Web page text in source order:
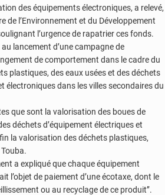
des équipements électroniques, a relevé,
de l’Environnement et du Développement
l’urgence de rapatrier ces fonds.
lancement d’une campagne de
de comportement dans le cadre du
plastiques, des eaux usées et des déchets
électroniques dans les villes secondaires du
que sont la valorisation des boues de
déchets d’équipement électriques et
la valorisation des déchets plastiques,
a expliqué que chaque équipement
l’objet de paiement d’une écotaxe, dont le
ou au recyclage de ce produit’’.